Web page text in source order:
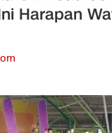
Harapan